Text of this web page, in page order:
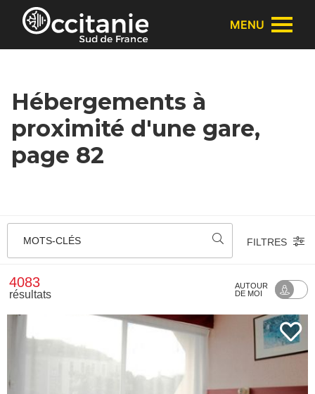
Panneau de gestion des cookies
MENU
Hébergements à
proximité d'une gare,
page 82
MOTS-CLÉS FILTRES
4083
résultats
AUTOUR
DE MOI